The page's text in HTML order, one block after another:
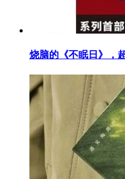
烧脑的《不眠日》，